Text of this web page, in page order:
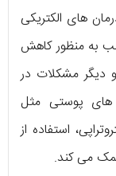
های الکتریکی
به منظور کاهش
دیگر مشکلات در
های پوستی مثل
استفاده از
می کند.